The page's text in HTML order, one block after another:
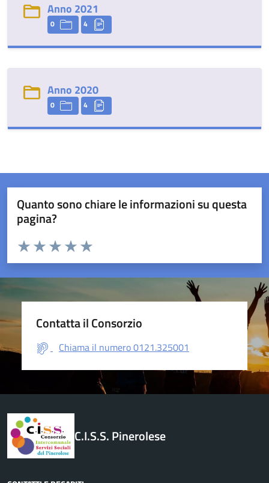
Anno 2021
0 4
Anno 2020
0 4
Quanto sono chiare le informazioni su questa
pagina?
Valuta da 1 a 5 stelle la pagina
Valuta 5 stelle su 5
Valuta 4 stelle su 5
Valuta 3 stelle su 5
Valuta 2 stelle su 5
Valuta 1 stelle su 5
Contatta il Consorzio
Chiama il numero 0121.325001
C.I.S.S. Pinerolese